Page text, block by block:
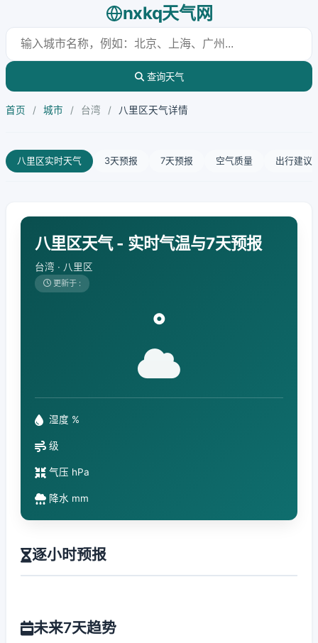
nxkq天气网
查询天气
首页 / 城市 / 台湾 / 八里区天气详情
八里区实时天气 3天预报 7天预报 空气质量 出行建议
八里区天气 - 实时气温与7天预报
台湾 · 八里区
更新于 :
°
湿度 %
级
气压 hPa
降水 mm
逐小时预报
未来7天趋势